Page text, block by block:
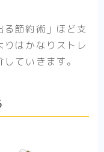
節約術」ほど支
はかなりストレ
ていきます。